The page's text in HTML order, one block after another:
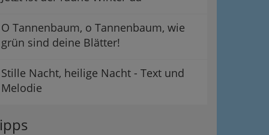
O Tannenbaum, o Tannenbaum, wie
grün sind deine Blätter!
Stille Nacht, heilige Nacht - Text und
Melodie